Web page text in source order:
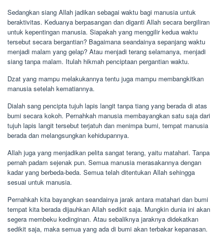
Sedangkan siang Allah jadikan sebagai waktu bagi manusia untuk
beraktivitas. Keduanya berpasangan dan diganti Allah secara bergiliran
untuk kepentingan manusia. Siapakah yang menggilir kedua waktu
tersebut secara bergantian? Bagaimana seandainya sepanjang waktu
menjadi malam yang gelap? Atau menjadi terang selamanya, menjadi
siang tanpa malam. Itulah hikmah penciptaan pergantian waktu.
Dzat yang mampu melakukannya tentu juga mampu membangkitkan
manusia setelah kematiannya.
Dialah sang pencipta tujuh lapis langit tanpa tiang yang berada di atas
bumi secara kokoh. Pernahkah manusia membayangkan satu saja dari
tujuh lapis langit tersebut terjatuh dan menimpa bumi, tempat manusia
berada dan melangsungkan kehidupannya.
Allah juga yang menjadikan pelita sangat terang, yaitu matahari. Tanpa
pernah padam sejenak pun. Semua manusia merasakannya dengan
kadar yang berbeda-beda. Semua telah ditentukan Allah sehingga
sesuai untuk manusia.
Pernahkah kita bayangkan seandainya jarak antara matahari dan bumi
tempat kita berada dijauhkan Allah sedikit saja. Mungkin dunia ini akan
segera membeku kedinginan. Atau sebaliknya jaraknya didekatkan
sedikit saja, maka semua yang ada di bumi akan terbakar kepanasan.